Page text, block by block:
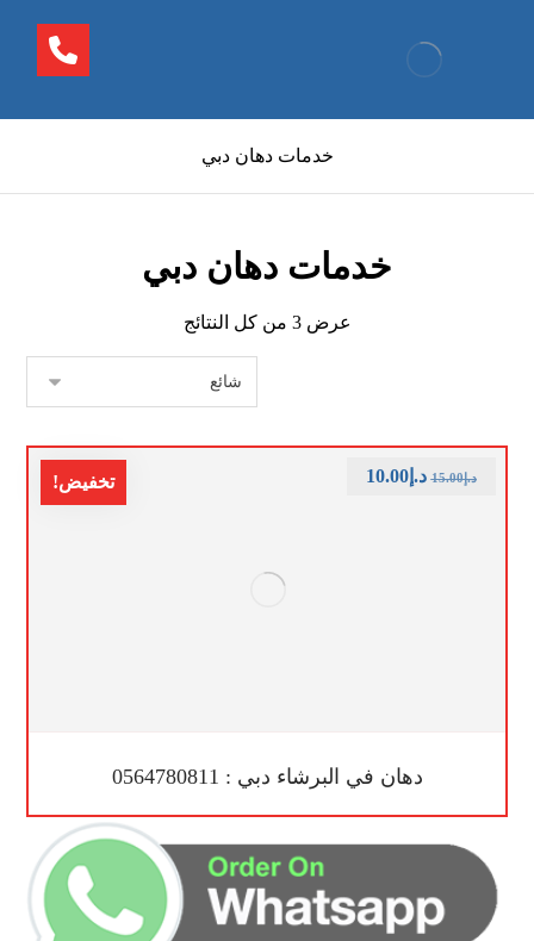
خدمات دهان دبي
خدمات دهان دبي
عرض ⁦3⁩ من كل النتائج
تخفيض!
دهان في البرشاء دبي : 0564780811
د.إ15.00 د.إ10.00